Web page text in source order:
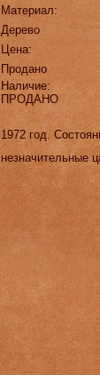
Материал:
Дерево
Цена:
Продано
Наличие:
ПРОДАНО
1972 год.
незначительные